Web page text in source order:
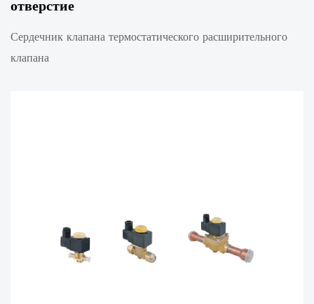
отверстие
Сердечник клапана термостатического расширительного
клапана